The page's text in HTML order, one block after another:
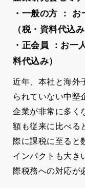
・一般の方 ：
（税・資料代込み
・正会員 ：お一
料代込み）
近年、本社と海外
られていない中堅
企業が非常に多く
額も従来に比べる
際に課税に至ると
インパクトも大き
際税務への対応が